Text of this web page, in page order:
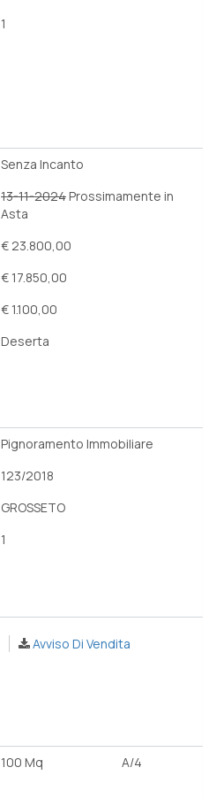
1
Senza Incanto
13-11-2024Prossimamente in
Asta
€ 23.800,00
€ 17.850,00
€ 1.100,00
Deserta
Pignoramento Immobiliare
123/2018
GROSSETO
1
Avviso Di Vendita
100 Mq A/4